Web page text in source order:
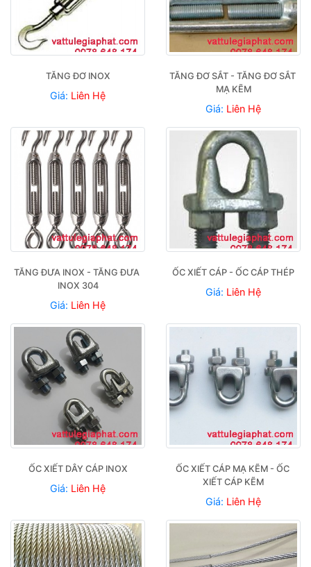
TĂNG ĐƠ INOX
Giá: Liên Hệ
TĂNG ĐƠ SẮT - TĂNG ĐƠ SẮT
MẠ KẼM
Giá: Liên Hệ
TĂNG ĐƯA INOX - TĂNG ĐƯA
INOX 304
Giá: Liên Hệ
ỐC XIẾT CÁP - ỐC CÁP THÉP
Giá: Liên Hệ
ỐC XIẾT DÂY CÁP INOX
Giá: Liên Hệ
ỐC XIẾT CÁP MẠ KẼM - ỐC
XIẾT CÁP KẼM
Giá: Liên Hệ